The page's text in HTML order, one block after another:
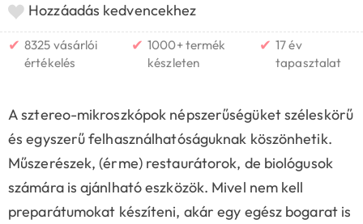
Hozzáadás kedvencekhez
✔ 8325 vásárlói
értékelés
✔ 1000+ termék
készleten
✔ 17 év
tapasztalat
A sztereo-mikroszkópok népszerűségüket széleskörű
és egyszerű felhasználhatóságuknak köszönhetik.
Műszerészek, (érme) restaurátorok, de biológusok
számára is ajánlható eszközök. Mivel nem kell
preparátumokat készíteni, akár egy egész bogarat is